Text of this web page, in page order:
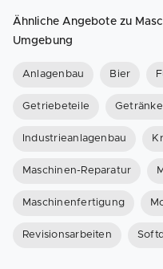
Ähnliche Angebote zu
Umgebung
Anlagenbau Bier
Getriebeteile
Industrieanlagenbau
Maschinen-Reparatur
Maschinenfertigung
Revisionsarbeiten